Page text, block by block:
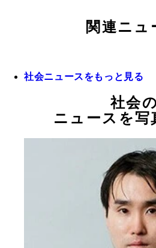
関連ニュ
社会ニュースをもっと見る
社会の
ニュースを写